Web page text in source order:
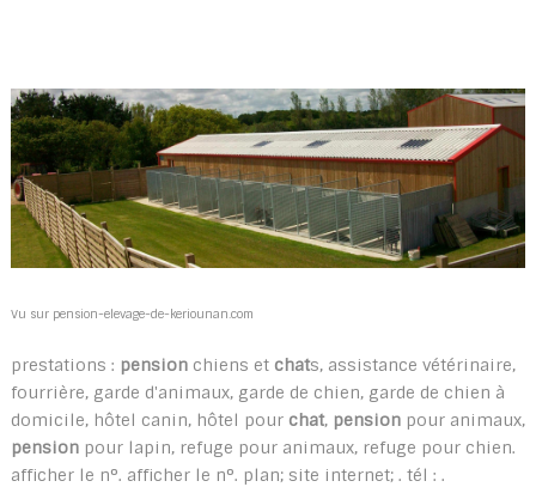
Vu sur pension-elevage-de-keriounan.com
prestations : pensionchiens et chats, assistance vétérinaire,
fourrière, garde d'animaux, garde de chien, garde de chien à
domicile, hôtel canin, hôtel pour chat, pensionpour animaux,
pensionpour lapin, refuge pour animaux, refuge pour chien.
afficher le n°. afficher le n°. plan; site internet; . tél : .